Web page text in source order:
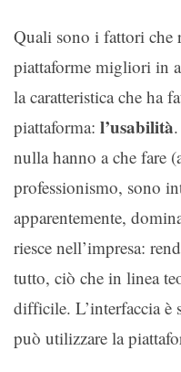
Quali sono i fattori che
piattaforme migliori in
la caratteristica che ha
piattaforma: l’usabilità
nulla hanno a che fare
professionismo, sono
apparentemente,
riesce nell’impresa:
tutto, ciò che in linea
difficile. L’interfaccia è
può utilizzare la